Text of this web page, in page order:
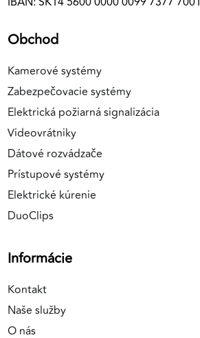
Obchod
Kamerové systémy
Zabezpečovacie systémy
Elektrická požiarná signalizácia
Videovrátniky
Dátové rozvádzače
Prístupové systémy
Elektrické kúrenie
DuoClips
Informácie
Kontakt
Naše služby
O nás